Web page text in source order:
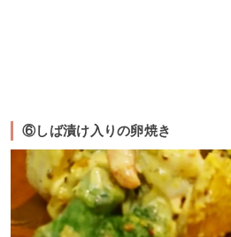
⑥しば漬け入りの卵焼き